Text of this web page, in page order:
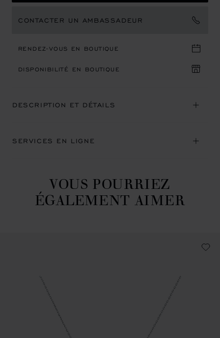
CONTACTER UN AMBASSADEUR
RENDEZ-VOUS EN BOUTIQUE
DISPONIBILITÉ EN BOUTIQUE
DESCRIPTION ET DÉTAILS
SERVICES EN LIGNE
VOUS POURRIEZ
ÉGALEMENT AIMER